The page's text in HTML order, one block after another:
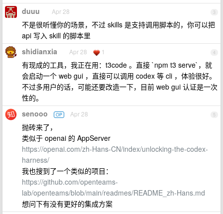
3
duuu Apr 28
不是很听懂你的场景，不过 skills 是支持调用脚本的，你可以把
api 写入 skill 的脚本里
4
shidianxia Apr 28 1
有现成的工具，我正在用：t3code 。直接 `npm t3 serve`，就
会启动一个 web gui ，直接可以调用 codex 等 cli ，体验很好。
不过多用户的话，可能还要改造一下，目前 web gui 认证是一次
性的。
5
senooo OP Apr 28
抛砖来了，
类似于 openai 的 AppServer
https://openai.com/zh-Hans-CN/index/unlocking-the-codex-
harness/
我也搜到了一个类似的项目：
https://github.com/openteams-
lab/openteams/blob/main/readmes/README_zh-Hans.md
想问下有没有更好的集成方案